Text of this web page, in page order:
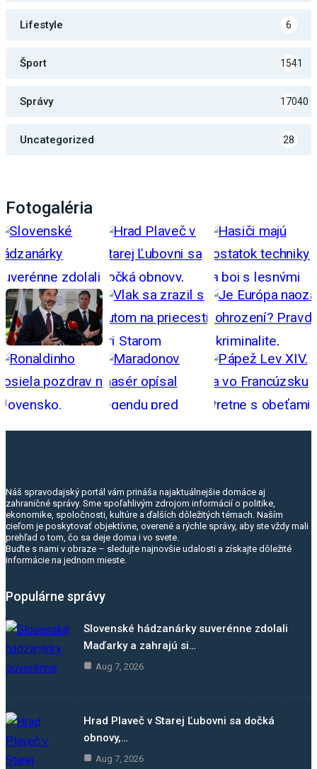
Lifestyle 6
Šport 1541
Správy 17040
Uncategorized 28
Fotogaléria
Náš spravodajský portál vám prináša najaktuálnejšie domáce aj
zahraničné správy. Sme spoľahlivým zdrojom informácií o politike,
ekonomike, spoločnosti, kultúre a ďalších dôležitých témach. Naším
cieľom je poskytovať objektívne, overené a rýchle správy, aby ste vždy mali
prehľad o tom, čo sa deje doma i vo svete.
Buďte s nami v obraze – sledujte najnovšie udalosti a získajte dôležité
informácie na jednom mieste.
Populárne správy
Slovenské hádzanárky suverénne zdolali
Maďarky a zahrajú si…
Aug 7, 2026
Hrad Plaveč v Starej Ľubovni sa dočká
obnovy,…
Aug 7, 2026